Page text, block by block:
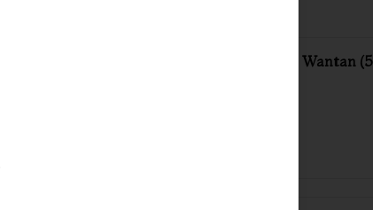
Media porción Wantan (5